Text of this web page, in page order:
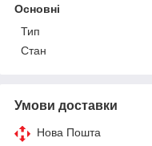
Основні
Тип
Стан
Умови доставки
Нова Пошта